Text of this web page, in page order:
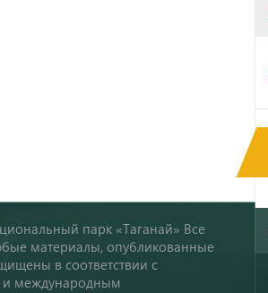
парк «Таганай» Все
материалы, опубликованные
в соответствии с
и международным